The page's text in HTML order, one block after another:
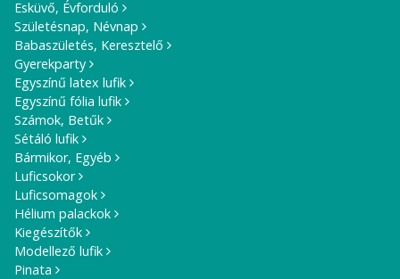
Esküvő, Évforduló
Születésnap, Névnap
Babaszületés, Keresztelő
Gyerekparty
Egyszínű latex lufik
Egyszínű fólia lufik
Számok, Betűk
Sétáló lufik
Bármikor, Egyéb
Luficsokor
Luficsomagok
Hélium palackok
Kiegészítők
Modellező lufik
Pinata